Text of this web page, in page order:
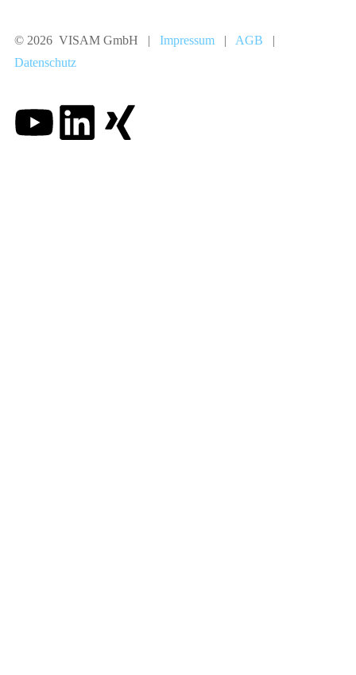
© 2026 VISAM GmbH | Impressum AGB
Datenschutz